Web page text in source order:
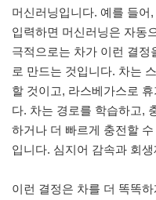
머신러닝입니다. 예를 들어
입력하면 머신러닝은 자동
극적으로는 차가 이런 결정
로 만드는 것입니다. 차는
할 것이고, 라스베가스로
다. 차는 경로를 학습하고,
하거나 더 빠르게 충전할
입니다. 심지어 감속과 회
이런 결정은 차를 더 똑똑